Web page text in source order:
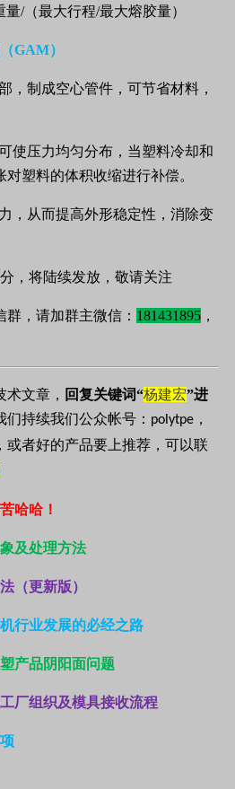
量/（最大行程/最大熔胶量）
GAM）
，制成空心管件，可节省材料，
使压力均匀分布，当塑料冷却和
塑料的体积收缩进行补偿。
，从而提高外形稳定性，消除变
，将陆续发放，敬请关注
，请加群主微信： 181431895 ，
文章， 回复关键词“杨建宏”进
持续我们公众帐号： polytpe ，
或者好的产品要上推荐，可以联
哈哈！
及处理方法
（更新版）
行业发展的必经之路
产品阴阳面问题
厂组织及模具接收流程